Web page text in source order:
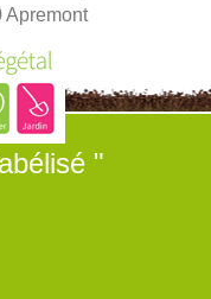
Apremont
"